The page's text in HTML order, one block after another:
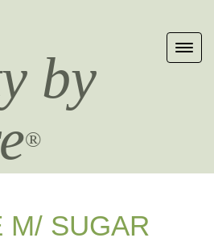
by
®
M/ SUGAR